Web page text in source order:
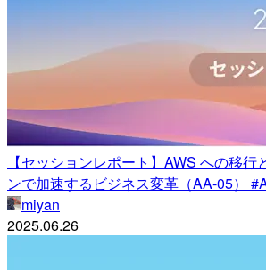
【セッションレポート】AWS への移行
ンで加速するビジネス変革（AA-05）
miyan
2025.06.26